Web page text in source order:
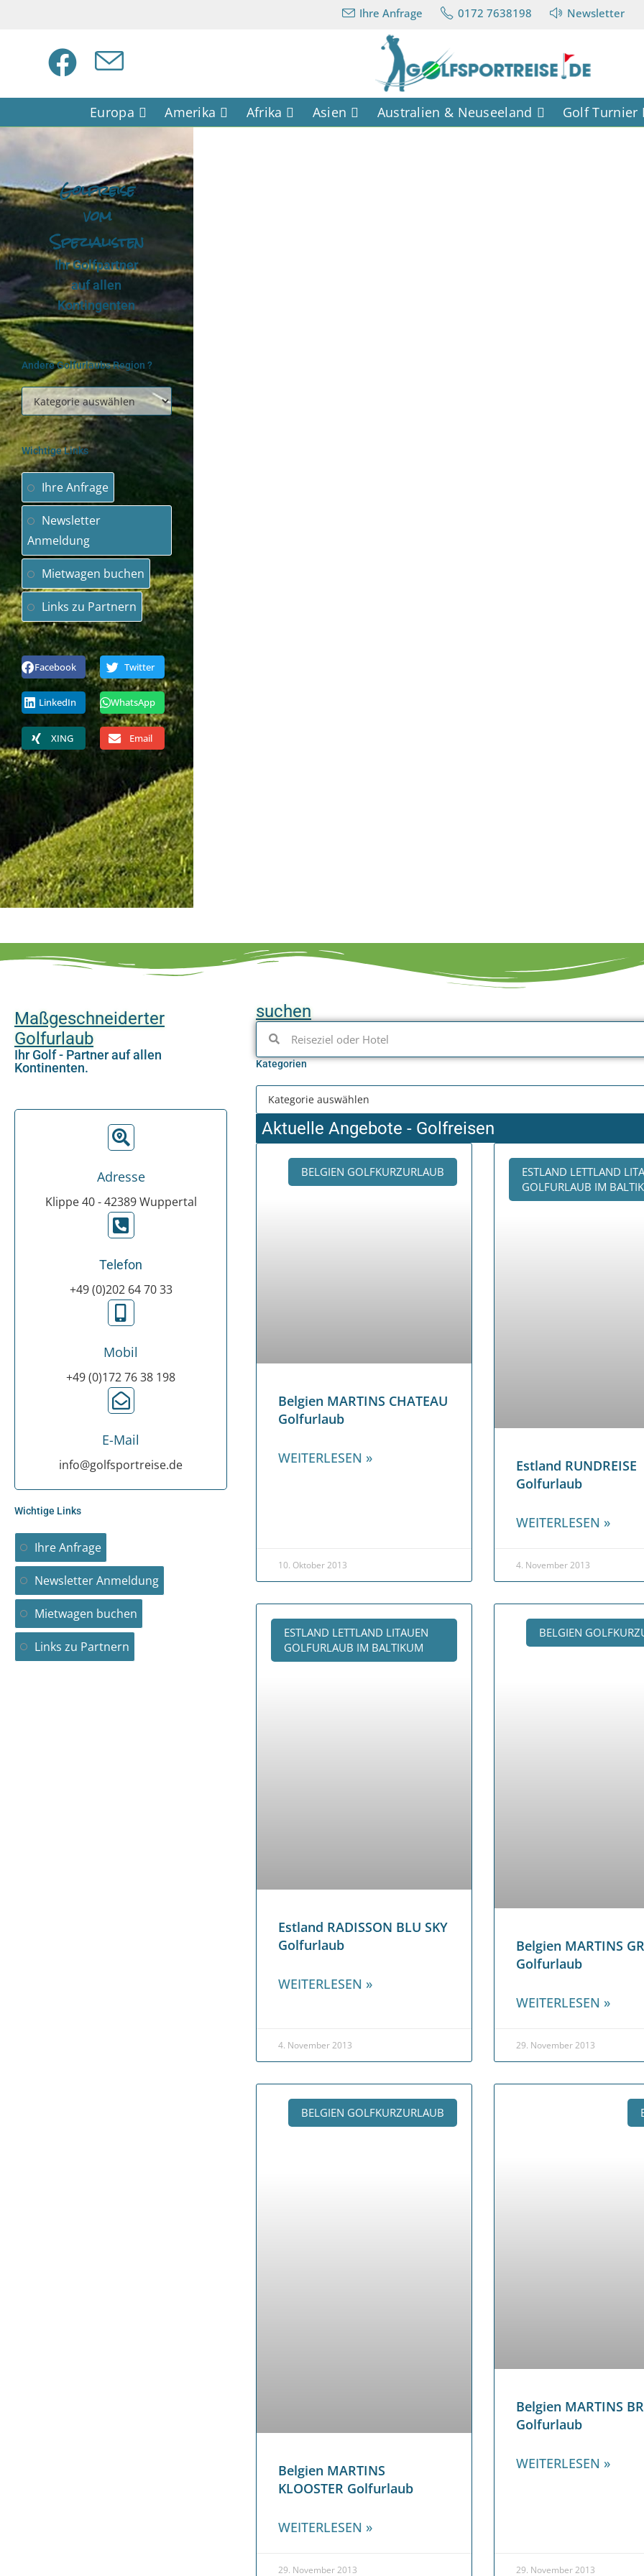
Ihre Anfrage 0172 7638198 Newsletter
Europa Amerika Afrika Asien Australien & Neuseeland Golf Turnier
Golfreise
vom
Spezialisten
Ihr Golfpartner
auf allen
Kontingenten
Andere Golfurlaubs Region ?
Wichtige Links
Ihre Anfrage
Newsletter
Anmeldung
Mietwagen buchen
Links zu Partnern
Facebook Twitter
LinkedIn WhatsApp
XING Email
Maßgeschneiderter
Golfurlaub
Ihr Golf - Partner auf allen
Kontinenten.
Adresse
Klippe 40 - 42389 Wuppertal
Telefon
+49 (0)202 64 70 33
Mobil
+49 (0)172 76 38 198
E-Mail
info@golfsportreise.de
Wichtige Links
Ihre Anfrage
Newsletter Anmeldung
Mietwagen buchen
Links zu Partnern
suchen
Kategorien
Aktuelle Angebote - Golfreisen
BELGIEN GOLFKURZURLAUB
Belgien MARTINS CHATEAU
Golfurlaub
WEITERLESEN »
10. Oktober 2013
ESTLAND LETTLAND
GOLFURLAUB IM
Estland RUNDREISE
Golfurlaub
WEITERLESEN »
4. November 2013
ESTLAND LETTLAND LITAUEN
GOLFURLAUB IM BALTIKUM
Estland RADISSON BLU SKY
Golfurlaub
WEITERLESEN »
4. November 2013
BELGIEN
Belgien MARTINS
Golfurlaub
WEITERLESEN »
29. November 2013
BELGIEN GOLFKURZURLAUB
Belgien MARTINS
KLOOSTER Golfurlaub
WEITERLESEN »
29. November 2013
Belgien MARTINS
Golfurlaub
WEITERLESEN »
29. November 2013